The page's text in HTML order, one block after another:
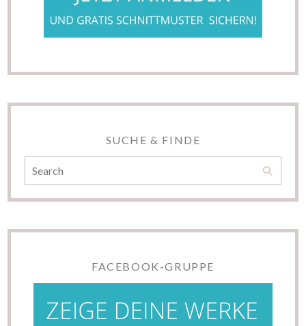
SUCHE & FINDE
FACEBOOK-GRUPPE